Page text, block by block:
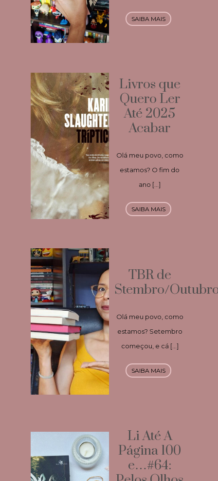
SAIBA MAIS
Livros que
Quero Ler
Até 2025
Acabar
Olá meu povo, como
estamos? O fim do
ano […]
SAIBA MAIS
TBR de
Stembro/
Olá meu povo, como
estamos? Setembro
começou, e cá […]
SAIBA MAIS
Li Até A
Página 100
e…#64: